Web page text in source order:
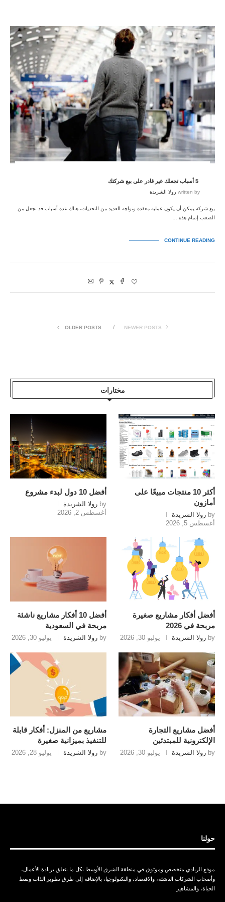
written by رولا الشريدة
بيع شركة يمكن أن يكون عملية معقدة وتواجه العديد من التحديات، هناك عدة أسباب قد تجعل من
الصعب إتمام هذه …
CONTINUE READING
NEWER POSTS
OLDER POSTS
مختارات
أكثر 10 منتجات مبيعًا على
أمازون
by رولا الشريدة
أغسطس 5, 2026
أفضل 10 دول لبدء مشروع
by رولا الشريدة
أغسطس 2, 2026
أفضل أفكار مشاريع صغيرة
مربحة في 2026
by رولا الشريدة يوليو 30, 2026
أفضل 10 أفكار مشاريع ناشئة
مربحة في السعودية
by رولا الشريدة يوليو 30, 2026
أفضل مشاريع التجارة
الإلكترونية للمبتدئين
by رولا الشريدة يوليو 30, 2026
مشاريع من المنزل: أفكار قابلة
للتنفيذ بميزانية صغيرة
by رولا الشريدة يوليو 28, 2026
حولنا
موقع الريادي متخصص وموثوق في منطقة الشرق الأوسط بكل ما يتعلق بريادة الأعمال،
وأصحاب الشركات الناشئة، والاقتصاد، والتكنولوجيا، بالإضافة إلى طرق تطوير الذات ونمط
الحياة، والمشاهير